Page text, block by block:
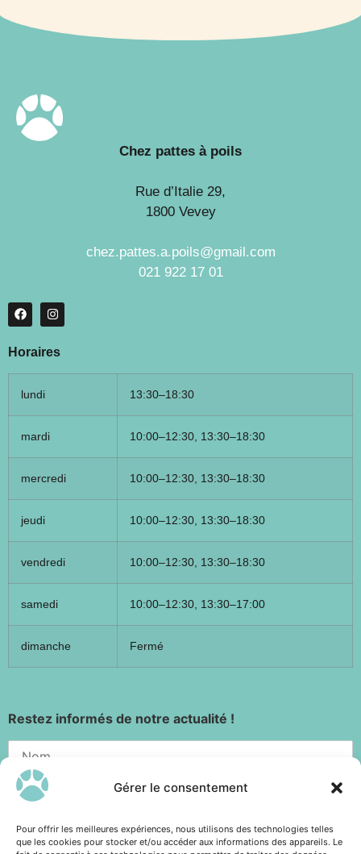
Gérer le consentement
Pour offrir les meilleures expériences, nous utilisons des technologies telles
que les cookies pour stocker et/ou accéder aux informations des appareils. Le
Chez pattes à poils
Rue d’Italie 29,
1800 Vevey
chez.pattes.a.poils@gmail.com
021 922 17 01
Horaires
lundi 13:30–18:30
mardi 10:00–12:30, 13:30–18:30
mercredi 10:00–12:30, 13:30–18:30
jeudi 10:00–12:30, 13:30–18:30
vendredi 10:00–12:30, 13:30–18:30
samedi 10:00–12:30, 13:30–17:00
dimanche Fermé
Restez informés de notre actualité !